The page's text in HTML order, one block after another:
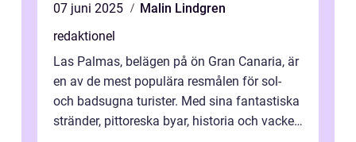
07 juni 2025
Malin Lindgren
redaktionel
Las Palmas, belägen på ön Gran Canaria, är
en av de mest populära resmålen för sol-
och badsugna turister. Med sina fantastiska
stränder, pittoreska byar, historia och vacker